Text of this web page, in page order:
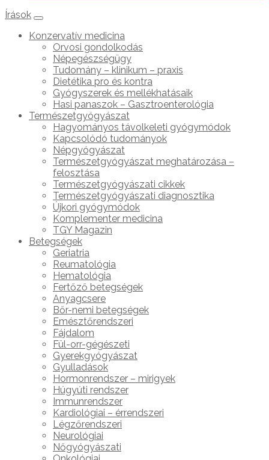
Írások
Konzervatív medicina
Orvosi gondolkodás
Népegészségügy
Tudomány – klinikum – praxis
Dietétika pro és kontra
Gyógyszerek és mellékhatásaik
Hasi panaszok – Gasztroenterológia
Természetgyógyászat
Hagyományos távolkeleti gyógymódok
Kapcsolódó tudományok
Népgyógyászat
Természetgyógyászat meghatározása –
felosztása
Természetgyógyászati cikkek
Természetgyógyászati diagnosztika
Újkori gyógymódok
Komplementer medicina
TGY Magazin
Betegségek
Geriatria
Reumatológia
Hematológia
Fertőző betegségek
Anyagcsere
Bőr-nemi betegségek
Emésztőrendszeri
Fájdalom
Fül-orr-gégészeti
Gyerekgyógyászat
Gyulladások
Hormonrendszer – mirigyek
Húgyúti rendszer
Immunrendszer
Kardiológiai – érrendszeri
Légzőrendszeri
Neurológiai
Nőgyógyászati